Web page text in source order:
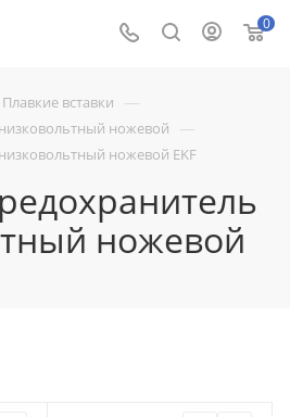
0
Плавкие вставки —
ножевой —
ножевой EKF
ножевой